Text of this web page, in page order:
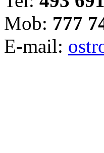
Mob: 777
E-mail: